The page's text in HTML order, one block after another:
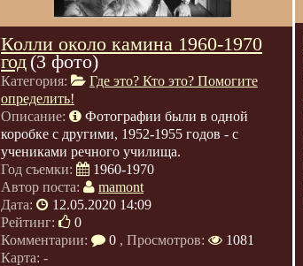
Колли около камина 1960-1970
год(3 фото)
Категория:
Где это? Кто это? Помогите
определить!
Описание:
Фотографии были в одной
коробке с другими, 1952-1955 годов - с
учениками речного училища.
Год съемки:
1960-1970
Автор поста:
mamont
Дата:
12.05.2020 14:09
Рейтинг:
0
Комментарии:
0 , Просмотров:
1081
Карта: -